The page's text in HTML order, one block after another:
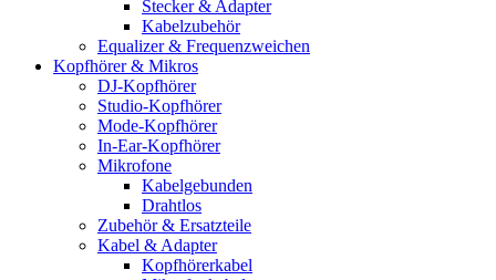
Stecker & Adapter
Kabelzubehör
Equalizer & Frequenzweichen
Kopfhörer & Mikros
DJ-Kopfhörer
Studio-Kopfhörer
Mode-Kopfhörer
In-Ear-Kopfhörer
Mikrofone
Kabelgebunden
Drahtlos
Zubehör & Ersatzteile
Kabel & Adapter
Kopfhörerkabel